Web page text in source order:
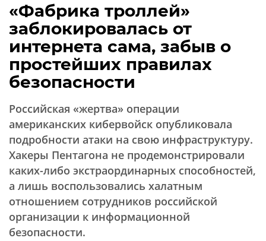
«Фабрика троллей»
заблокировалась от
интернета сама, забыв о
простейших правилах
безопасности
Российская «жертва» операции
американских кибервойск опубликовала
подробности атаки на свою инфраструктуру.
Хакеры Пентагона не продемонстрировали
каких-либо экстраординарных способностей,
а лишь воспользовались халатным
отношением сотрудников российской
организации к информационной
безопасности.